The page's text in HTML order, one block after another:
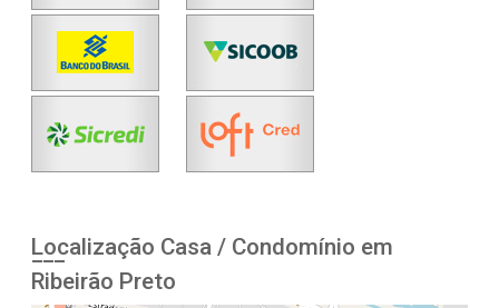
Localização Casa / Condomínio em
Ribeirão Preto